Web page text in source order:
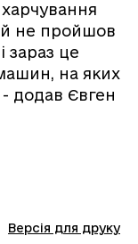
не пройшов
зараз це
на яких
додав Євген
Версія для друку